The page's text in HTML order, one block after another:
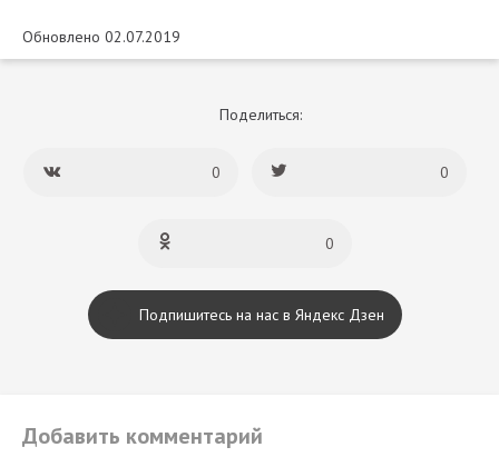
Обновлено 02.07.2019
Поделиться:
0 0
0
Подпишитесь на нас в Яндекс Дзен
Добавить комментарий